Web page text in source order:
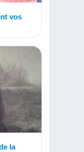
vos
la